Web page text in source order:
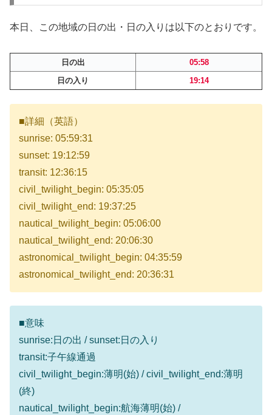
本日、この地域の日の出・日の入りは以下のとおりです。
日の出
05:58
日の入り
19:14
■詳細（英語）
sunrise: 05:59:31
sunset: 19:12:59
transit: 12:36:15
civil_twilight_begin: 05:35:05
civil_twilight_end: 19:37:25
nautical_twilight_begin: 05:06:00
nautical_twilight_end: 20:06:30
astronomical_twilight_begin: 04:35:59
astronomical_twilight_end: 20:36:31
■意味
sunrise:日の出 / sunset:日の入り
transit:子午線通過
civil_twilight_begin:薄明(始) / civil_twilight_end:薄明
(終)
nautical_twilight_begin:航海薄明(始) /